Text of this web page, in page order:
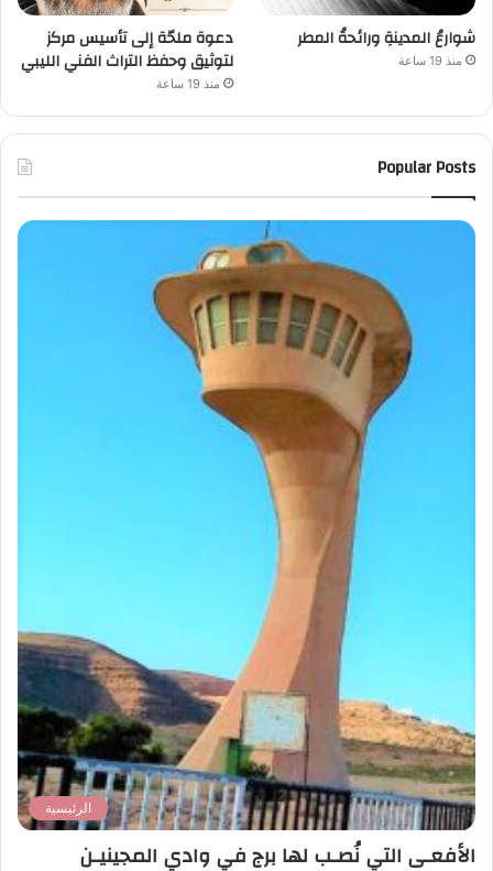
شوارعُ المدينةِ ورائحةُ المطر
منذ 19 ساعة
دعوة ملحّة إلى تأسيس مركز
لتوثيق وحفظ التراث الفني الليبي
منذ 19 ساعة
Popular Posts
الرئيسية
الأفعـى التي نُصـب لها برج في وادي المجينيـن